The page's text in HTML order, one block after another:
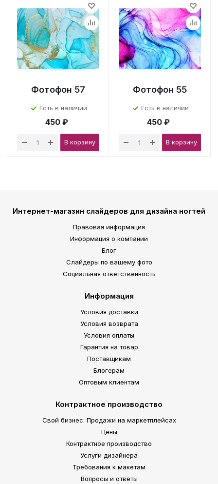
Фотофон 57
Есть в наличии
450 ₽
В корзину
Фотофон 55
Есть в наличии
450 ₽
В корзину
Интернет-магазин слайдеров для дизайна ногтей
Правовая информация
Информация о компании
Блог
Слайдеры по вашему фото
Социальная ответственность
Информация
Условия доставки
Условия возврата
Условия оплаты
Гарантия на товар
Поставщикам
Блогерам
Оптовым клиентам
Контрактное производство
Свой бизнес: Продажи на маркетплейсах
Цены
Контрактное производство
Услуги дизайнера
Требования к макетам
Вопросы и ответы